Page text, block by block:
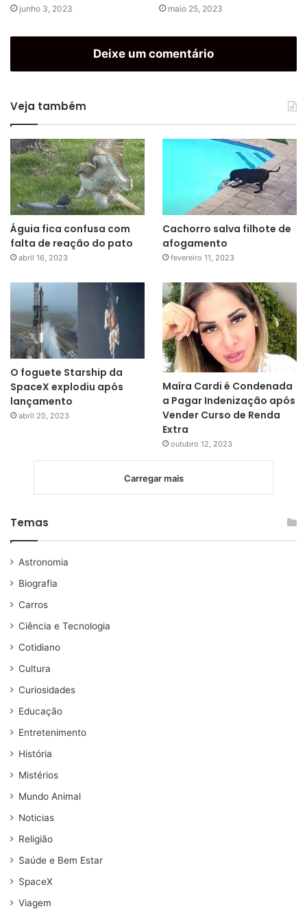
junho 3, 2023 maio 25, 2023
Deixe um comentário
Veja também
Águia fica confusa com
falta de reação do pato
abril 16, 2023
Cachorro salva filhote de
afogamento
fevereiro 11, 2023
O foguete Starship da
SpaceX explodiu após
lançamento
abril 20, 2023
Maíra Cardi é Condenada
a Pagar Indenização após
Vender Curso de Renda
Extra
outubro 12, 2023
Carregar mais
Temas
Astronomia
Biografia
Carros
Ciência e Tecnologia
Cotidiano
Cultura
Curiosidades
Educação
Entretenimento
História
Mistérios
Mundo Animal
Noticias
Religião
Saúde e Bem Estar
SpaceX
Viagem